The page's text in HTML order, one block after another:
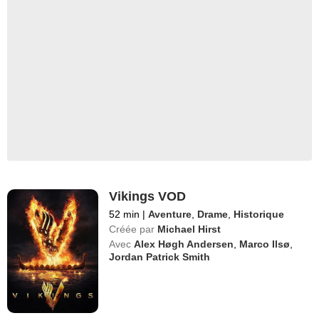
Vikings VOD
52 min | Aventure, Drame, Historique
Créée par Michael Hirst
Avec Alex Høgh Andersen, Marco Ilsø,
Jordan Patrick Smith